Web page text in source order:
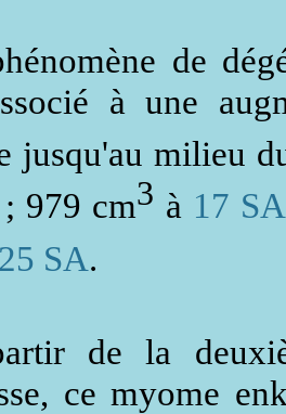
de
à une
jusqu'au milieu
; 979 cm3 à 17 SA
25 SA.
de la
ce myome